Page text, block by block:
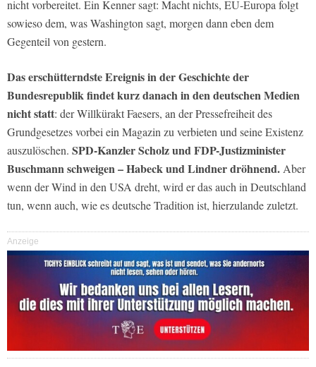
nicht vorbereitet. Ein Kenner sagt: Macht nichts, EU-Europa folgt
sowieso dem, was Washington sagt, morgen dann eben dem
Gegenteil von gestern.
Das erschütterndste Ereignis in der Geschichte der
Bundesrepublik findet kurz danach in den deutschen Medien
nicht statt: der Willkürakt Faesers, an der Pressefreiheit des
Grundgesetzes vorbei ein Magazin zu verbieten und seine Existenz
auszulöschen. SPD-Kanzler Scholz und FDP-Justizminister
Buschmann schweigen – Habeck und Lindner dröhnend. Aber
wenn der Wind in den USA dreht, wird er das auch in Deutschland
tun, wenn auch, wie es deutsche Tradition ist, hierzulande zuletzt.
Anzeige